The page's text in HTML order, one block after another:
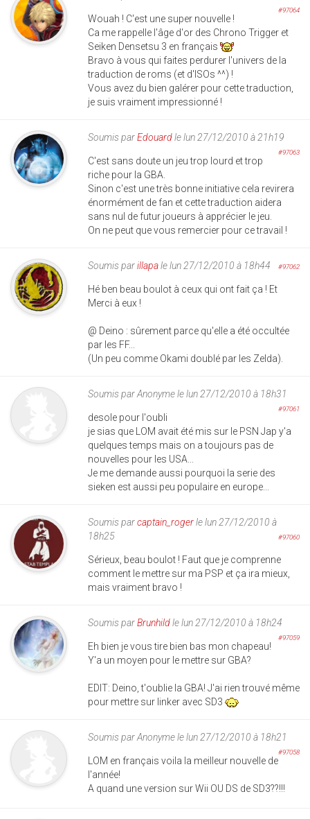
#97064
Wouah ! C'est une super nouvelle !
Ca me rappelle l'âge d'or des Chrono Trigger et
Seiken Densetsu 3 en français
Bravo à vous qui faites perdurer l'univers de la
traduction de roms (et d'ISOs ^^) !
Vous avez du bien galérer pour cette traduction,
je suis vraiment impressionné !
Soumis parEdouardle lun 27/12/2010 à 21h19
#97063
C'est sans doute un jeu trop lourd et trop
riche pour la GBA.
Sinon c'est une très bonne initiative cela revirera
énormément de fan et cette traduction aidera
sans nul de futur joueurs à apprécier le jeu.
On ne peut que vous remercier pour ce travail !
Soumis parillapale lun 27/12/2010 à 18h44 #97062
Hé ben beau boulot à ceux qui ont fait ça ! Et
Merci à eux !
@ Deino : sûrement parce qu'elle a été occultée
par les FF...
(Un peu comme Okami doublé par les Zelda).
Soumis parAnonymele lun 27/12/2010 à 18h31
#97061
desole pour l'oubli
je sias que LOM avait été mis sur le PSN Jap y'a
quelques temps mais on a toujours pas de
nouvelles pour les USA...
Je me demande aussi pourquoi la serie des
sieken est aussi peu populaire en europe...
Soumis parcaptain_rogerle lun 27/12/2010 à
18h25
#97060
Sérieux, beau boulot ! Faut que je comprenne
comment le mettre sur ma PSP et ça ira mieux,
mais vraiment bravo !
Soumis parBrunhildle lun 27/12/2010 à 18h24
#97059
Eh bien je vous tire bien bas mon chapeau!
Y'a un moyen pour le mettre sur GBA?
EDIT: Deino, t'oublie la GBA! J'ai rien trouvé même
pour mettre sur linker avec SD3
Soumis parAnonymele lun 27/12/2010 à 18h21
#97058
LOM en français voila la meilleur nouvelle de
l'année!
A quand une version sur Wii OU DS de SD3??!!!